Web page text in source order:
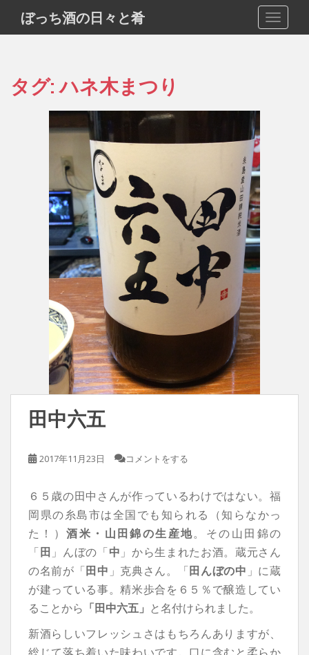
i
ぼっち酒の日々と肴
タグ:ハネ木まつり
田中六五
2017年11月23日 コメントをする
６５歳の田中さんが作っているわけではない。福
岡県の糸島市は全国でも知られる（知らなかっ
た！）酒米・山田錦の生産地。その山田錦の
「田 」んぼの「中 」から生まれたお酒。蔵元さん
の名前が「田中 」克典さん。「田んぼの中 」に蔵
が建っている事。精米歩合を６５％で醸造してい
ることから 「田中六五」 と名付けられました。
新酒らしいフレッシュさはもちろんありますが、